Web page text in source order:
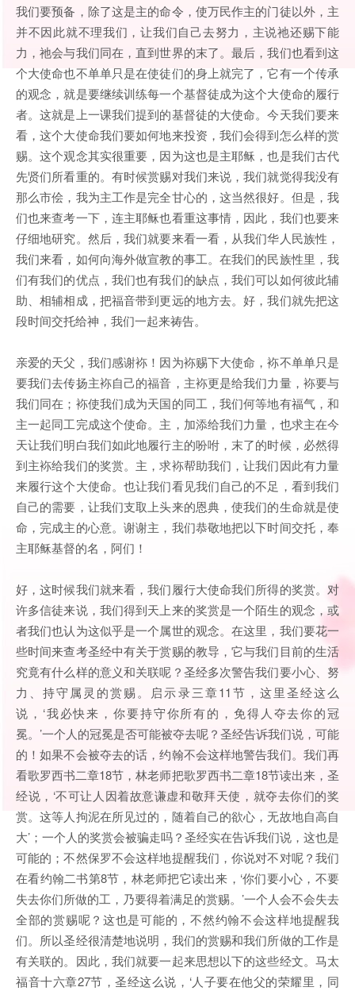
我们要预备，除了这是主的命令，使万民作主的门徒以外，主
并不因此就不理我们，让我们自己去努力，主说祂还赐下能
力，祂会与我们同在，直到世界的末了。最后，我们也看到这
个大使命也不单单只是在使徒们的身上就完了，它有一个传承
的观念，就是要继续训练每一个基督徒成为这个大使命的履行
者。这就是上一课我们提到的基督徒的大使命。今天我们要来
看，这个大使命我们要如何地来投资，我们会得到怎么样的赏
赐。这个观念其实很重要，因为这也是主耶稣，也是我们古代
先贤们所看重的。有时候赏赐对我们来说，我们就觉得我没有
那么市侩，我为主工作是完全甘心的，这当然很好。但是，我
们也来查考一下，连主耶稣也看重这事情，因此，我们也要来
仔细地研究。然后，我们就要来看一看，从我们华人民族性，
我们来看，如何向海外做宣教的事工。在我们的民族性里，我
们有我们的优点，我们也有我们的缺点，我们可以如何彼此辅
助、相辅相成，把福音带到更远的地方去。好，我们就先把这
段时间交托给神，我们一起来祷告。
亲爱的天父，我们感谢袮！因为袮赐下大使命，袮不单单只是
要我们去传扬主袮自己的福音，主袮更是给我们力量，袮要与
我们同在；袮使我们成为天国的同工，我们何等地有福气，和
主一起同工完成这个使命。主，加添给我们力量，也求主在今
天让我们明白我们如此地履行主的吩咐，末了的时候，必然得
到主袮给我们的奖赏。主，求袮帮助我们，让我们因此有力量
来履行这个大使命。也让我们看见我们自己的不足，看到我们
自己的需要，让我们支取上头来的恩典，使我们的生命就是使
命，完成主的心意。谢谢主，我们恭敬地把以下时间交托，奉
主耶稣基督的名，阿们！
好，这时候我们就来看，我们履行大使命我们所得的奖赏。对
许多信徒来说，我们得到天上来的奖赏是一个陌生的观念，或
者我们也认为这似乎是一个属世的观念。在这里，我们要花一
些时间来查考圣经中有关于赏赐的教导，它与我们目前的生活
究竟有什么样的意义和关联呢？圣经多次警告我们要小心、努
力、持守属灵的赏赐。启示录三章11节，这里圣经这么
说，‘我必快来，你要持守你所有的，免得人夺去你的冠
冕。’一个人的冠冕是否可能被夺去呢？圣经告诉我们说，可能
的！如果不会被夺去的话，约翰不会这样地警告我们。我们再
看歌罗西书二章18节，林老师把歌罗西书二章18节读出来，圣
经说，‘不可让人因着故意谦虚和敬拜天使，就夺去你们的奖
赏。这等人拘泥在所见过的，随着自己的欲心，无故地自高自
大’；一个人的奖赏会被骗走吗？圣经实在告诉我们说，这也是
可能的；不然保罗不会这样地提醒我们，你说对不对呢？我们
在看约翰二书第8节，林老师把它读出来，‘你们要小心，不要
失去你们所做的工，乃要得着满足的赏赐。’一个人会不会失去
全部的赏赐呢？这也是可能的，不然约翰不会这样地提醒我
们。所以圣经很清楚地说明，我们的赏赐和我们所做的工作是
有关联的。因此，我们就要一起来思想以下的这些经文。马太
福音十六章27节，圣经这么说，‘人子要在他父的荣耀里，同